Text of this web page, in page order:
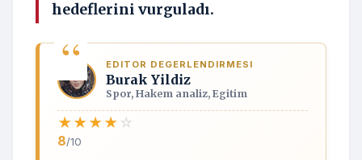
hedeflerini vurguladı.
EDITOR DEGERLENDIRMESI
Burak Yildiz
Spor, Hakem analiz, Egitim
★★★★ ☆
8/10